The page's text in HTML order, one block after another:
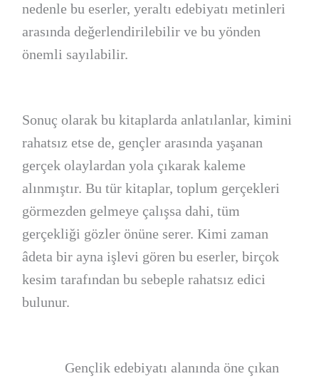
nedenle bu eserler, yeraltı edebiyatı metinleri
arasında değerlendirilebilir ve bu yönden
önemli sayılabilir.
Sonuç olarak bu kitaplarda anlatılanlar, kimini
rahatsız etse de, gençler arasında yaşanan
gerçek olaylardan yola çıkarak kaleme
alınmıştır. Bu tür kitaplar, toplum gerçekleri
görmezden gelmeye çalışsa dahi, tüm
gerçekliği gözler önüne serer. Kimi zaman
âdeta bir ayna işlevi gören bu eserler, birçok
kesim tarafından bu sebeple rahatsız edici
bulunur.
Gençlik edebiyatı alanında öne çıkan